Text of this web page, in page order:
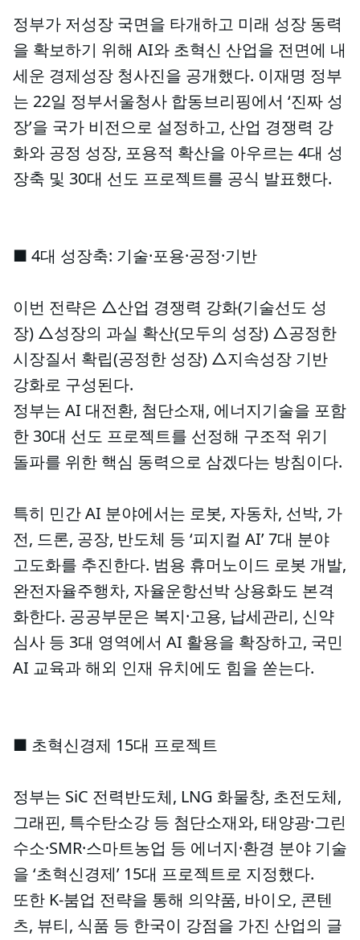
정부가 저성장 국면을 타개하고 미래 성장 동력
을 확보하기 위해 AI와 초혁신 산업을 전면에 내
세운 경제성장 청사진을 공개했다. 이재명 정부
는 22일 정부서울청사 합동브리핑에서 ‘진짜 성
장’을 국가 비전으로 설정하고, 산업 경쟁력 강
화와 공정 성장, 포용적 확산을 아우르는 4대 성
장축 및 30대 선도 프로젝트를 공식 발표했다.
■ 4대 성장축: 기술·포용·공정·기반
이번 전략은 △산업 경쟁력 강화(기술선도 성
장) △성장의 과실 확산(모두의 성장) △공정한
시장질서 확립(공정한 성장) △지속성장 기반
강화로 구성된다.
정부는 AI 대전환, 첨단소재, 에너지기술을 포함
한 30대 선도 프로젝트를 선정해 구조적 위기
돌파를 위한 핵심 동력으로 삼겠다는 방침이다.
특히 민간 AI 분야에서는 로봇, 자동차, 선박, 가
전, 드론, 공장, 반도체 등 ‘피지컬 AI’ 7대 분야
고도화를 추진한다. 범용 휴머노이드 로봇 개발,
완전자율주행차, 자율운항선박 상용화도 본격
화한다. 공공부문은 복지·고용, 납세관리, 신약
심사 등 3대 영역에서 AI 활용을 확장하고, 국민
AI 교육과 해외 인재 유치에도 힘을 쏟는다.
■ 초혁신경제 15대 프로젝트
정부는 SiC 전력반도체, LNG 화물창, 초전도체,
그래핀, 특수탄소강 등 첨단소재와, 태양광·그린
수소·SMR·스마트농업 등 에너지·환경 분야 기술
을 ‘초혁신경제’ 15대 프로젝트로 지정했다.
또한 K-붐업 전략을 통해 의약품, 바이오, 콘텐
츠, 뷰티, 식품 등 한국이 강점을 가진 산업의 글